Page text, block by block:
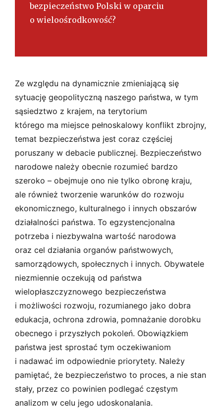
bezpieczeństwo Polski w oparciu
o wieloośrodkowość?
Ze względu na dynamicznie zmieniającą się
sytuację geopolityczną naszego państwa, w tym
sąsiedztwo z krajem, na terytorium
którego ma miejsce pełnoskalowy konflikt zbrojny,
temat bezpieczeństwa jest coraz częściej
poruszany w debacie publicznej. Bezpieczeństwo
narodowe należy obecnie rozumieć bardzo
szeroko – obejmuje ono nie tylko obronę kraju,
ale również tworzenie warunków do rozwoju
ekonomicznego, kulturalnego i innych obszarów
działalności państwa. To egzystencjonalna
potrzeba i niezbywalna wartość narodowa
oraz cel działania organów państwowych,
samorządowych, społecznych i innych. Obywatele
niezmiennie oczekują od państwa
wielopłaszczyznowego bezpieczeństwa
i możliwości rozwoju, rozumianego jako dobra
edukacja, ochrona zdrowia, pomnażanie dorobku
obecnego i przyszłych pokoleń. Obowiązkiem
państwa jest sprostać tym oczekiwaniom
i nadawać im odpowiednie priorytety. Należy
pamiętać, że bezpieczeństwo to proces, a nie stan
stały, przez co powinien podlegać częstym
analizom w celu jego udoskonalania.